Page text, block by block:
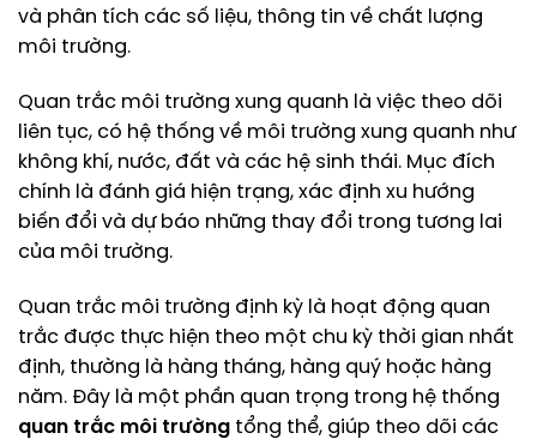
và phân tích các số liệu, thông tin về chất lượng
môi trường.
Quan trắc môi trường xung quanh là việc theo dõi
liên tục, có hệ thống về môi trường xung quanh như
không khí, nước, đất và các hệ sinh thái. Mục đích
chính là đánh giá hiện trạng, xác định xu hướng
biến đổi và dự báo những thay đổi trong tương lai
của môi trường.
Quan trắc môi trường định kỳ là hoạt động quan
trắc được thực hiện theo một chu kỳ thời gian nhất
định, thường là hàng tháng, hàng quý hoặc hàng
năm. Đây là một phần quan trọng trong hệ thống
quan trắc môi trường tổng thể, giúp theo dõi các